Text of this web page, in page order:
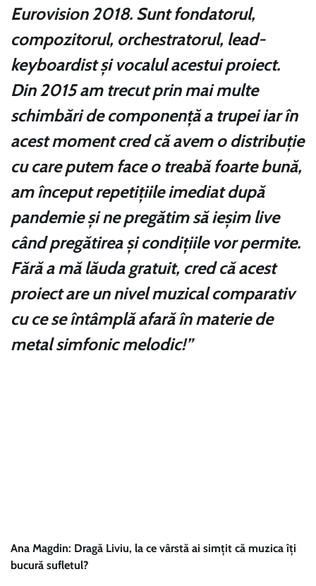
Eurovision 2018. Sunt fondatorul,
compozitorul, orchestratorul, lead-
keyboardist şi vocalul acestui proiect.
Din 2015 am trecut prin mai multe
schimbări de componenţă a trupei iar în
acest moment cred că avem o distribuţie
cu care putem face o treabă foarte bună,
am început repetiţiile imediat după
pandemie şi ne pregătim să ieşim live
când pregătirea şi condiţiile vor permite.
Fără a mă lăuda gratuit, cred că acest
proiect are un nivel muzical comparativ
cu ce se întâmplă afară în materie de
metal simfonic melodic!”
Ana Magdin: Dragă Liviu, la ce vârstă ai simțit că muzica îți
bucură sufletul?